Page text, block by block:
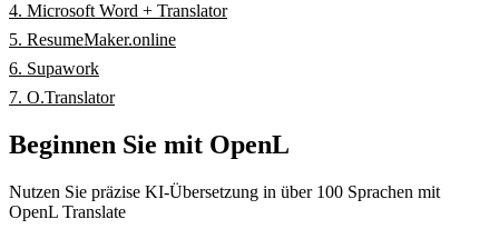
4. Microsoft Word + Translator
5. ResumeMaker.online
6. Supawork
7. O.Translator
Beginnen Sie mit OpenL
Nutzen Sie präzise KI-Übersetzung in über 100 Sprachen mit
OpenL Translate